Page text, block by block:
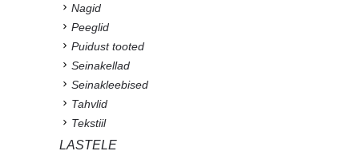
Nagid
Peeglid
Puidust tooted
Seinakellad
Seinakleebised
Tahvlid
Tekstiil
LASTELE